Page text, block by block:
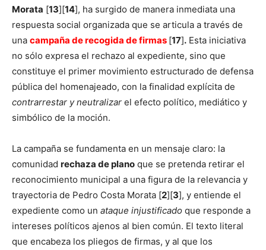
Morata [13][14], ha surgido de manera inmediata una
respuesta social organizada que se articula a través de
una campaña de recogida de firmas [17]. Esta iniciativa
no sólo expresa el rechazo al expediente, sino que
constituye el primer movimiento estructurado de defensa
pública del homenajeado, con la finalidad explícita de
contrarrestar y neutralizar el efecto político, mediático y
simbólico de la moción.
La campaña se fundamenta en un mensaje claro: la
comunidad rechaza de plano que se pretenda retirar el
reconocimiento municipal a una figura de la relevancia y
trayectoria de Pedro Costa Morata [2][3], y entiende el
expediente como un ataque injustificado que responde a
intereses políticos ajenos al bien común. El texto literal
que encabeza los pliegos de firmas, y al que los